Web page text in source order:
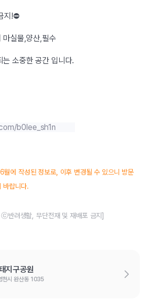
지!⛔️
마실물,양산,필수
소중한 공간 입니다.
b0lee_sh1n
에 작성된 정보로, 이후 변경될 수 있으니 방문
바랍니다.
ⓒ반려생활, 무단전재 및 재배포 금지]
지구공원
천시 완산동 1035